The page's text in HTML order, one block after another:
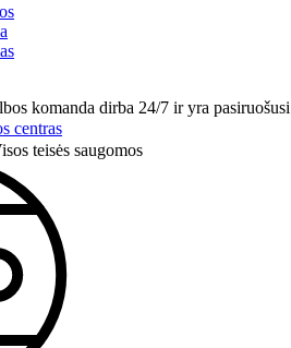
komanda dirba 24/7 ir yra
centras
teisės saugomos